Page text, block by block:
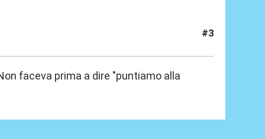
#3
faceva prima a dire "puntiamo alla